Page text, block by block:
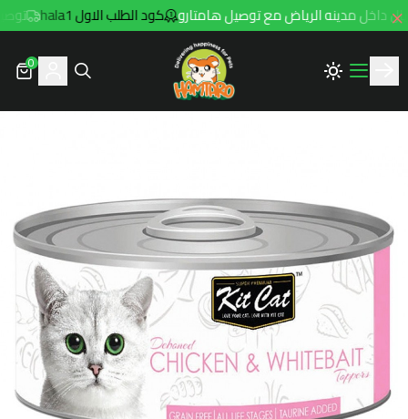
كود الطلب الاول hala1 توصيل مجاني
Hamtaro
0